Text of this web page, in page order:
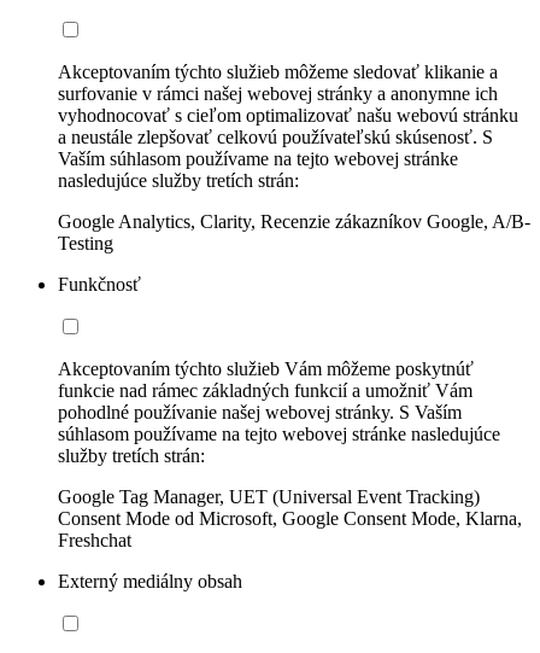
Akceptovaním týchto služieb môžeme sledovať klikanie a
surfovanie v rámci našej webovej stránky a anonymne ich
vyhodnocovať s cieľom optimalizovať našu webovú stránku
a neustále zlepšovať celkovú používateľskú skúsenosť. S
Vaším súhlasom používame na tejto webovej stránke
nasledujúce služby tretích strán:
Google Analytics, Clarity, Recenzie zákazníkov Google, A/B-
Testing
Funkčnosť
Akceptovaním týchto služieb Vám môžeme poskytnúť
funkcie nad rámec základných funkcií a umožniť Vám
pohodlné používanie našej webovej stránky. S Vaším
súhlasom používame na tejto webovej stránke nasledujúce
služby tretích strán:
Google Tag Manager, UET (Universal Event Tracking)
Consent Mode od Microsoft, Google Consent Mode, Klarna,
Freshchat
Externý mediálny obsah